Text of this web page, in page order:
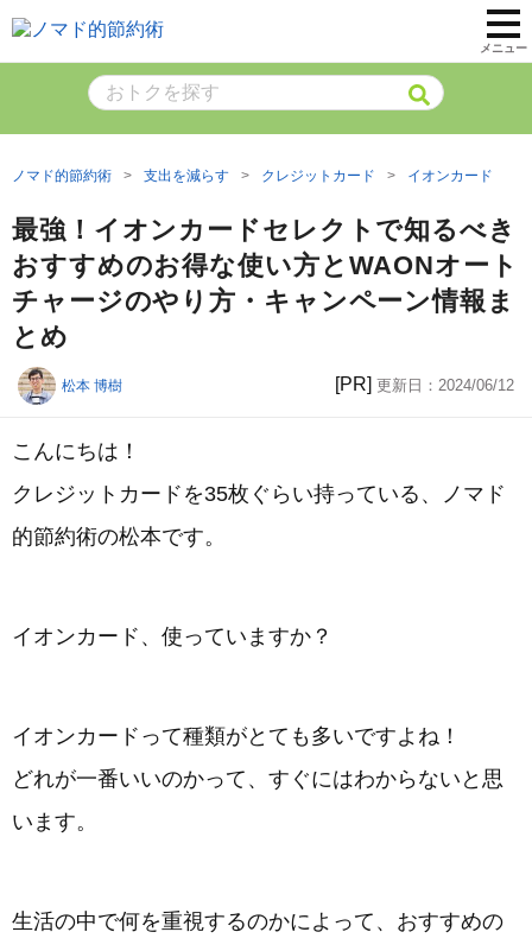
メニュー
ノマド的節約術 支出を減らす クレジットカード イオンカード
最強！イオンカードセレクトで知るべき
おすすめのお得な使い方とWAONオート
チャージのやり方・キャンペーン情報ま
とめ
松本 博樹 [PR] 更新日： 2024/06/12
こんにちは！
クレジットカードを35枚ぐらい持っている、ノマド
的節約術の松本です。
イオンカード、使っていますか？
イオンカードって種類がとても多いですよね！
どれが一番いいのかって、すぐにはわからないと思
います。
生活の中で何を重視するのかによって、おすすめの